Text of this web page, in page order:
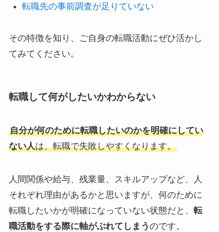
転職先の事前調査が足りていない
その特徴を知り、ご自身の転職活動にぜひ活かし
てみてください。
転職して何がしたいかわからない
自分が何のために転職したいのかを明確にしてい
ない人は、転職で失敗しやすくなります。
人間関係や給与、残業量、スキルアップなど、人
それぞれ理由があるかと思いますが、何のために
転職したいかが明確になっていない状態だと、 転
職活動をする際に軸がぶれてしまう のです。